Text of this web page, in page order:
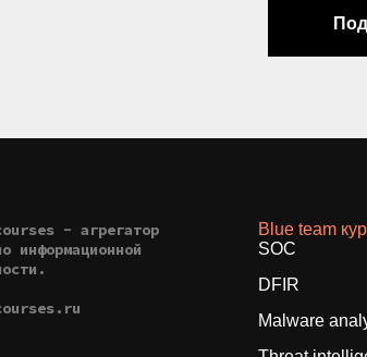
- агрегатор
информационной
Blue team
SOC
DFIR
Malware